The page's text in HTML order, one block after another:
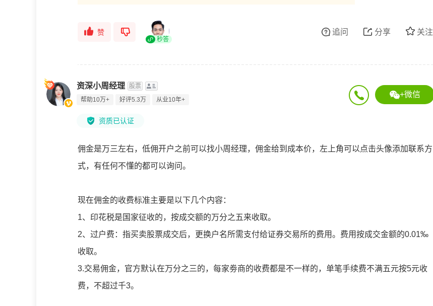
赞
秒答
关注
分享
追问
+微信
资深小周经理 股票
帮助10万+
好评5.3万 从业10年+
资质已认证
佣金是万三左右，低佣开户之前可以找小周经理，佣金给到成本价，左上角可以点击头像添加联系方
式，有任何不懂的都可以询问。
现在佣金的收费标准主要是以下几个内容：
1、印花税是国家征收的，按成交额的万分之五来收取。
2、过户费：指买卖股票成交后，更换户名所需支付给证券交易所的费用。费用按成交金额的0.01‰
收取。
3.交易佣金，官方默认在万分之三的，每家劵商的收费都是不一样的，单笔手续费不满五元按5元收
费，不超过千3。